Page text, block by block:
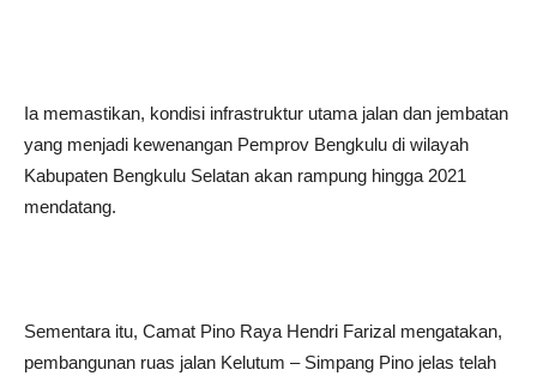
Ia memastikan, kondisi infrastruktur utama jalan dan jembatan
yang menjadi kewenangan Pemprov Bengkulu di wilayah
Kabupaten Bengkulu Selatan akan rampung hingga 2021
mendatang.
Sementara itu, Camat Pino Raya Hendri Farizal mengatakan,
pembangunan ruas jalan Kelutum – Simpang Pino jelas telah